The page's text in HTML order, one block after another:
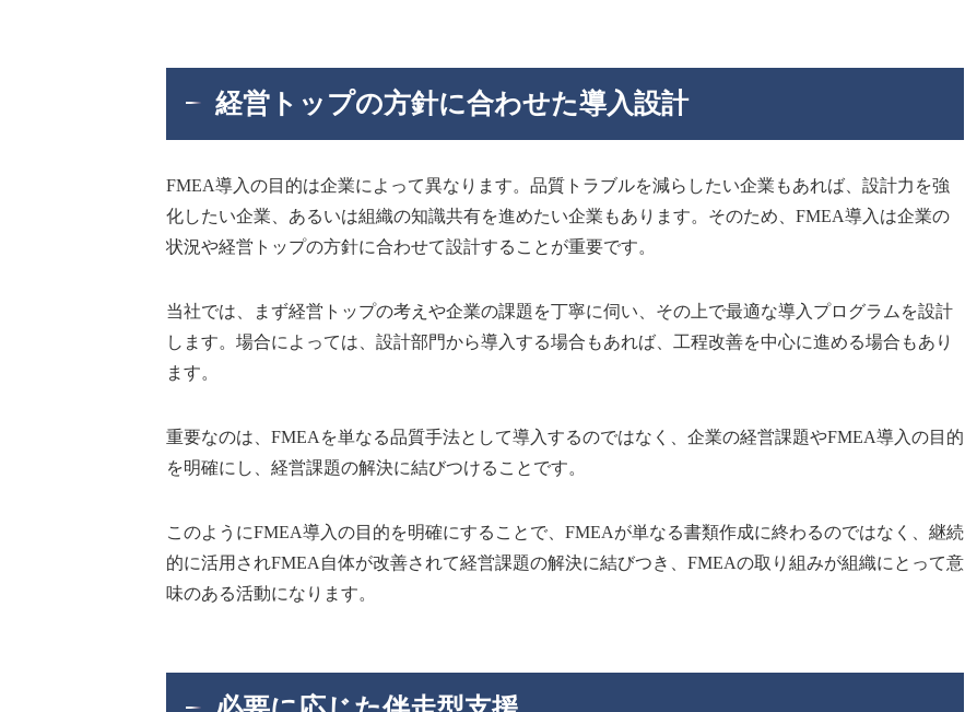
経営トップの方針に合わせた導入設計
FMEA導入の目的は企業によって異なります。品質トラブルを減らしたい企業もあれば、設計力を強
化したい企業、あるいは組織の知識共有を進めたい企業もあります。そのため、FMEA導入は企業の
状況や経営トップの方針に合わせて設計することが重要です。
当社では、まず経営トップの考えや企業の課題を丁寧に伺い、その上で最適な導入プログラムを設計
します。場合によっては、設計部門から導入する場合もあれば、工程改善を中心に進める場合もあり
ます。
重要なのは、FMEAを単なる品質手法として導入するのではなく、企業の経営課題やFMEA導入の目的
を明確にし、経営課題の解決に結びつけることです。
このようにFMEA導入の目的を明確にすることで、FMEAが単なる書類作成に終わるのではなく、継続
的に活用されFMEA自体が改善されて経営課題の解決に結びつき、FMEAの取り組みが組織にとって意
味のある活動になります。